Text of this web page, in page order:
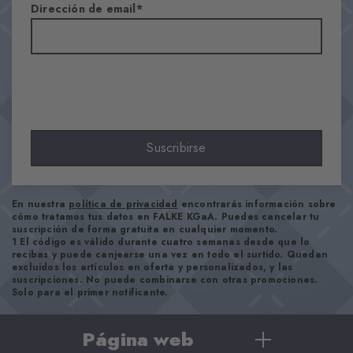
75% Algodón, 25% Poliamida
Liso
Agradablemente suave
Tipo de puño
Aspecto
Informal
Número del artículo
22093_4014
Instrucciones de cuidado
Dirección de email
Suscribirse
En nuestra política de privacidad encontrarás información sobre
cómo tratamos tus datos en FALKE KGaA. Puedes cancelar tu
suscripción de forma gratuita en cualquier momento.
1 El código es válido durante cuatro semanas desde que lo
recibas y puede canjearse una vez en todo el surtido. Quedan
excluidos los artículos en oferta y personalizados, y las
suscripciones. No puede combinarse con otras promociones.
Solo para el primer notificante.
Página web